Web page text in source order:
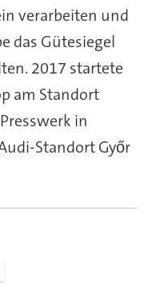
verarbeiten und
das Gütesiegel
2017 startete
am Standort
in
Standort Győr